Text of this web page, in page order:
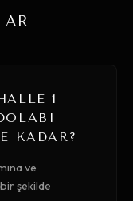
1
KADAR?
ve
şekilde